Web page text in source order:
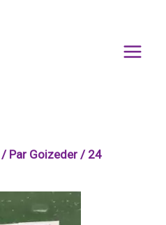
/ Par Goizeder / 24